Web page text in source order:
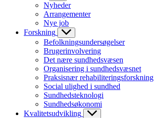
Nyheder
Arrangementer
Nye job
Forskning
Befolkningsundersøgelser
Brugerinvolvering
Det nære sundhedsvæsen
Organisering i sundhedsvæsnet
Praksisnær rehabiliteringsforskning
Social ulighed i sundhed
Sundhedsteknologi
Sundhedsøkonomi
Kvalitetsudvikling